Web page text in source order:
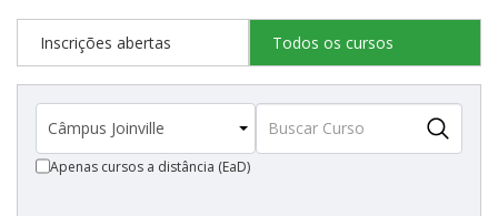
Processo de Inscrição
Resultados
Resultados Vagas Remanescentes
Inscrições abertas Todos os cursos
Apenas cursos a distância (EaD)